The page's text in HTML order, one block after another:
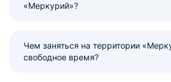
«Меркурий»?
Чем заняться на территории
свободное время?